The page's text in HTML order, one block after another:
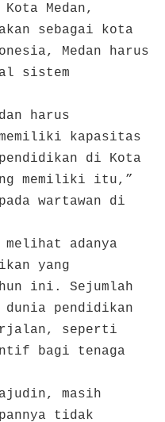
Medan,
sebagai kota
Medan harus
sistem
harus
kapasitas
pendidikan di Kota
memiliki itu,”
wartawan di
adanya
yang
ini. Sejumlah
dunia pendidikan
seperti
bagi tenaga
masih
tidak